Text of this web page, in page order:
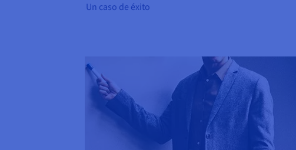
Un caso de éxito